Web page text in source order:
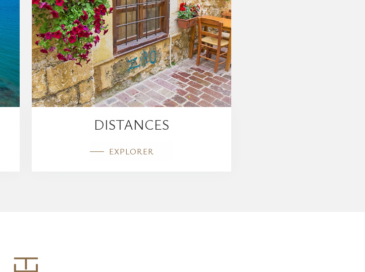
DISTANCES
EXPLORER